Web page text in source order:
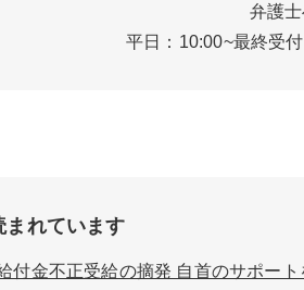
弁護
平日：10:00~最終受
まれています
付金不正受給の摘発 自首のサポー